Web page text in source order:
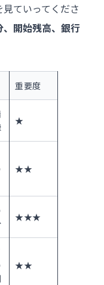
ていってくださ
開始残高、銀行
重要度
★
★★
★★★
★★